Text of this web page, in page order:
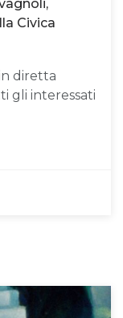
Civica
diretta
gli interessati